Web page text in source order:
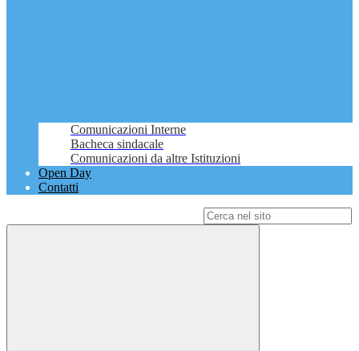
Comunicazioni Interne
Bacheca sindacale
Comunicazioni da altre Istituzioni
Open Day
Contatti